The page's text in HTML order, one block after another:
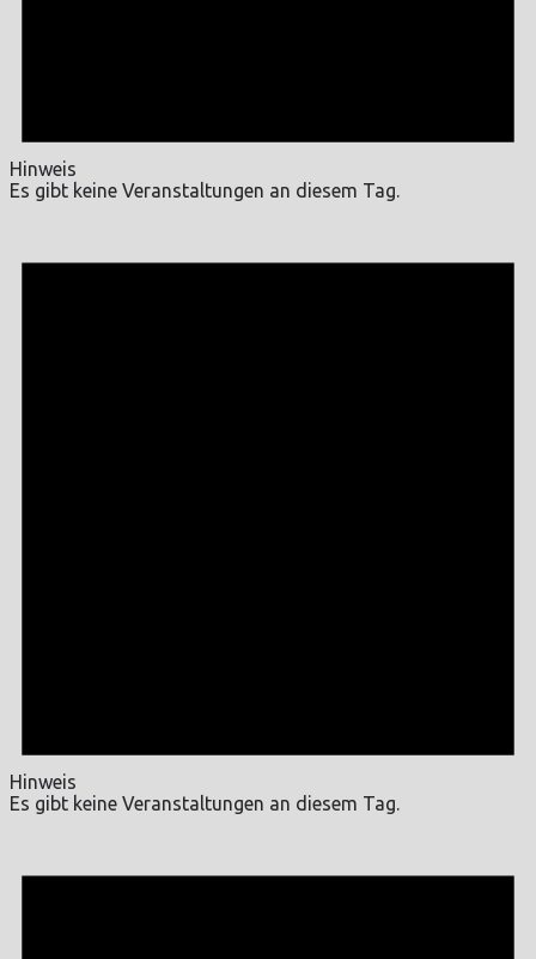
Hinweis
Es gibt keine Veranstaltungen an diesem Tag.
Hinweis
Es gibt keine Veranstaltungen an diesem Tag.